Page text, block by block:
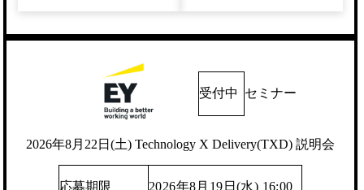
受付中 セミナー
2026年8月22日(土) Technology X Delivery(TXD) 説明会
応募期限
2026年8月19日(水) 16:00